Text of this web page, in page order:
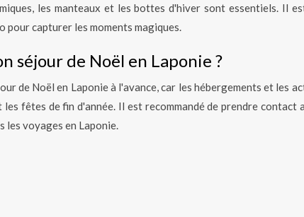
les manteaux et les bottes d'hiver sont essentiels. Il
capturer les moments magiques.
séjour de Noël en Laponie ?
de Noël en Laponie à l'avance, car les hébergements et les
fêtes de fin d'année. Il est recommandé de prendre
les voyages en Laponie.